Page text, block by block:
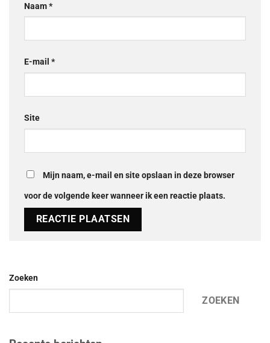
Naam*
E-mail *
Site
Mijn naam, e-mail en site opslaan in deze browser
voor de volgende keer wanneer ik een reactie plaats.
Zoeken
ZOEKEN